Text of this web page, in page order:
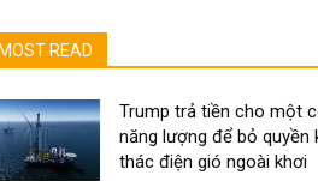
MOST READ
Trump trả tiền cho một
năng lượng để bỏ quyền
thác điện gió ngoài khơi